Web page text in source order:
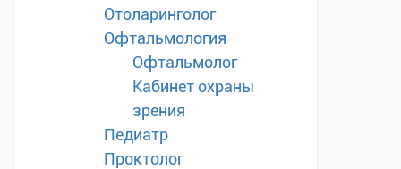
Отоларинголог
Офтальмология
Офтальмолог
Кабинет охраны
зрения
Педиатр
Проктолог